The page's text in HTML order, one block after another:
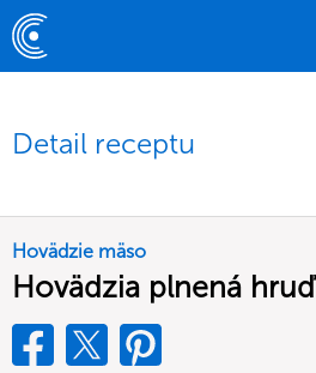
Detail receptu
Hovädzie mäso
Hovädzia plnená hruď